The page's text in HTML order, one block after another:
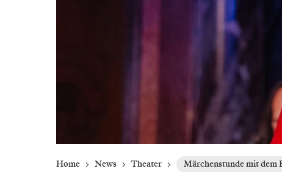
Home News Theater Märchenstunde mit dem